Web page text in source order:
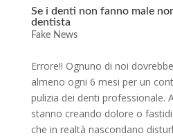
Se i denti non fanno male
dentista
Fake News
Errore!! Ognuno di noi
almeno ogni 6 mesi per un
pulizia dei denti professionale.
stanno creando dolore o
che in realtà nascondano